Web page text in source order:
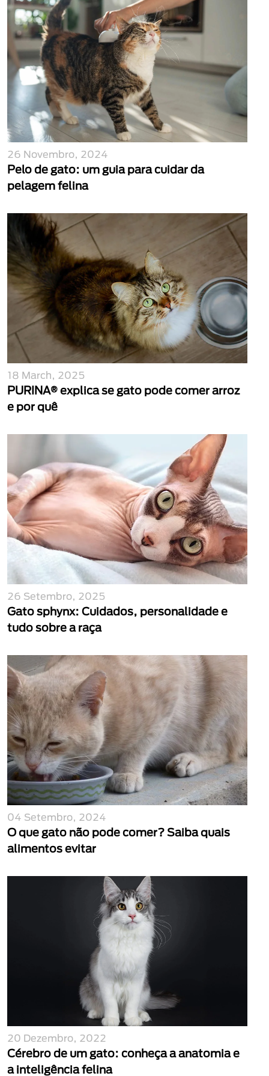
26 Novembro, 2024
Pelo de gato: um guia para cuidar da
pelagem felina
18 March, 2025
PURINA® explica se gato pode comer arroz
e por quê
26 Setembro, 2025
Gato sphynx: Cuidados, personalidade e
tudo sobre a raça
04 Setembro, 2024
O que gato não pode comer? Saiba quais
alimentos evitar
20 Dezembro, 2022
Cérebro de um gato: conheça a anatomia e
a inteligência felina